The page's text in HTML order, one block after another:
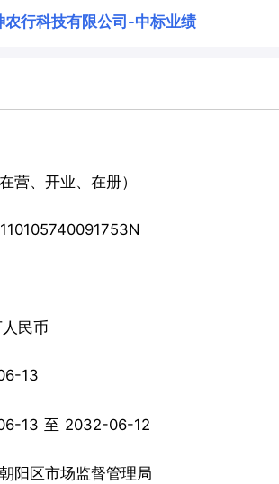
农行科技有限公司 -中标业绩
营、开业、在册）
民币
13
2002-06-13 至 2032-06-12
阳区市场监督管理局